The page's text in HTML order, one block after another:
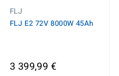
FLJ
FLJ E2 72V 8000W 45Ah
3 399,99 €